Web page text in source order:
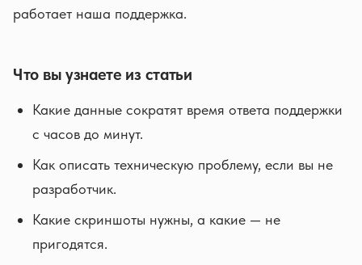
работает наша поддержка.
Что вы узнаете из статьи
Какие данные сократят время ответа поддержки
с часов до минут.
Как описать техническую проблему, если вы не
разработчик.
Какие скриншоты нужны, а какие — не
пригодятся.